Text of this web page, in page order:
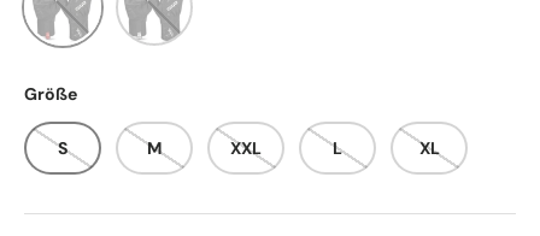
Größe
S M XXL L XL